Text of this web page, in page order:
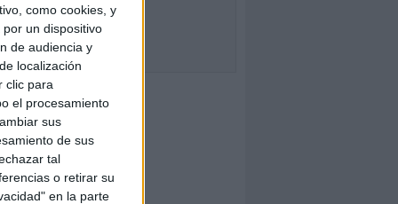
como cookies, y
un dispositivo
de audiencia y
localización
clic para
el procesamiento
sus
de sus
tal
o retirar su
en la parte